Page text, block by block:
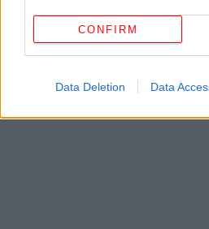
CONFIRM
Data Deletion Data